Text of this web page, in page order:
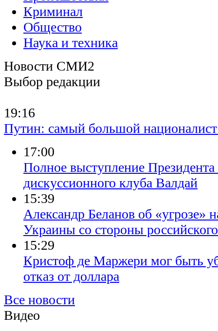
Оланд...
Криминал
Общество
Наука и техника
Новости СМИ2
Выбор редакции
19:16
Путин: самый большой националист
17:00
Полное выступление
дискуссионного клуба Валдай
15:39
Александр Беланов об «угрозе»
Украины со стороны
15:29
Кристоф де Маржери мог быть
отказ от доллара
Все новости
Видео